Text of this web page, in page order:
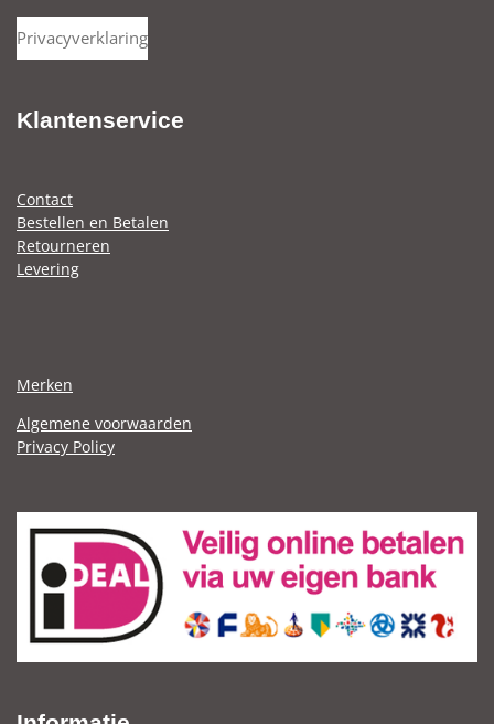
Privacyverklaring
Klantenservice
Contact
Bestellen en Betalen
Retourneren
Levering
Merken
Algemene voorwaarden
Privacy Policy